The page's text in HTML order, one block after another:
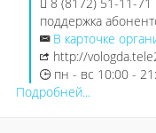
поддержка
В карточке
http://
пн - вс 10:00 -
Подробней...